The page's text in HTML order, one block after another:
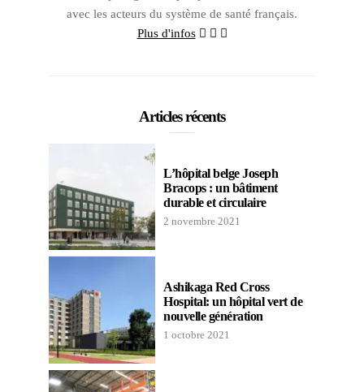
avec les acteurs du système de santé français.
Plus d'infos
Articles récents
L’hôpital belge Joseph
Bracops : un bâtiment
durable et circulaire
2 novembre 2021
Ashikaga Red Cross
Hospital: un hôpital vert de
nouvelle génération
1 octobre 2021